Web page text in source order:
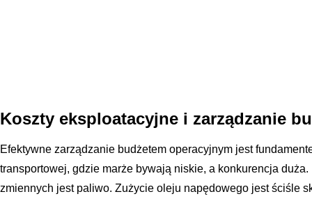
Koszty eksploatacyjne i zarządzanie
Efektywne zarządzanie budżetem operacyjnym jest
transportowej, gdzie marże bywają niskie, a konkurencja
zmiennych jest paliwo. Zużycie oleju napędowego jest ściśle